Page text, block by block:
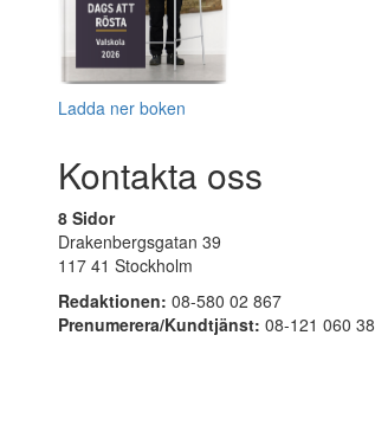
Ladda ner boken
Kontakta oss
8 Sidor
Drakenbergsgatan 39
117 41 Stockholm
Redaktionen: 08-580 02 867
Prenumerera/Kundtjänst: 08-121 060 38